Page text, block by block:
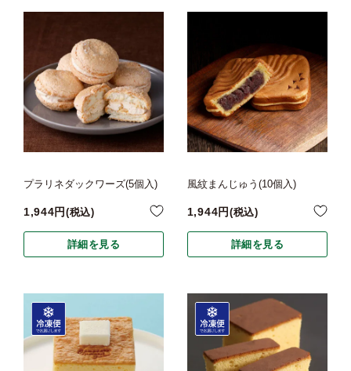
プラリネダックワーズ(5個入)
1,944 税込
詳細を見る
風紋まんじゅう(10個入)
1,944 税込
詳細を見る